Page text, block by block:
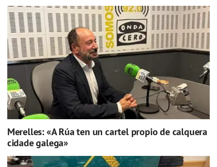
Merelles: «A Rúa ten un cartel propio de calquera
cidade galega»